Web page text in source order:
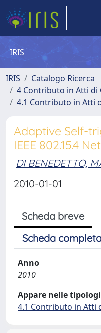
IRIS
IRIS
Catalogo Ricerca
4 Contributo in Atti di
4.1 Contributo in Atti
Adaptive Self-
IEEE 802.15.4
DI BENEDETTO,
2010-01-01
Scheda breve
Scheda
Anno
2010
Appare nelle
4.1 Contributo in Atti